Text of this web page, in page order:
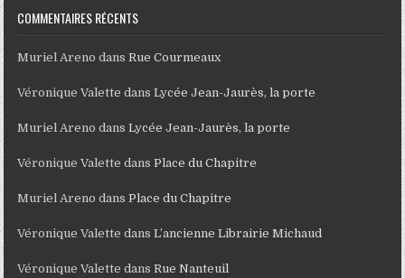
COMMENTAIRES RÉCENTS
Muriel Areno dansRue Courmeaux
Véronique Valette dansLycée Jean-Jaurès, la porte
Muriel Areno dansLycée Jean-Jaurès, la porte
Véronique Valette dansPlace du Chapitre
Muriel Areno dansPlace du Chapitre
Véronique Valette dansL’ancienne Librairie Michaud
Véronique Valette dansRue Nanteuil